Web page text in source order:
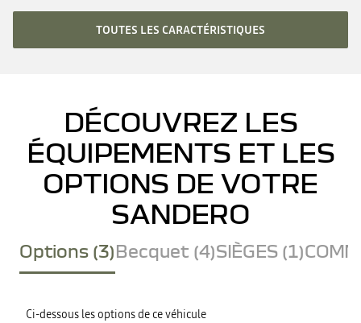
TOUTES LES CARACTÉRISTIQUES
DÉCOUVREZ LES
ÉQUIPEMENTS ET LES
OPTIONS DE VOTRE
SANDERO
Options (3)Becquet (4)SIÈGES (1)
Ci-dessous les options de ce véhicule